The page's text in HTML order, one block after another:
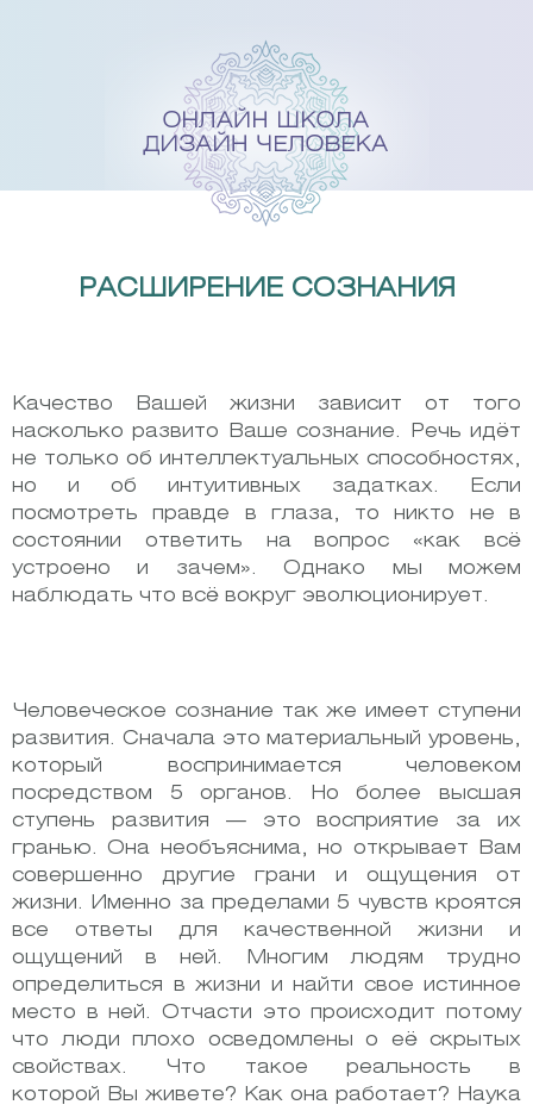
РАСШИРЕНИЕ СОЗНАНИЯ
Качество Вашей жизни зависит от того
насколько развито Ваше сознание. Речь идёт
не только об интеллектуальных способностях,
но и об интуитивных задатках. Если
посмотреть правде в глаза, то никто не в
состоянии ответить на вопрос «как всё
устроено и зачем». Однако мы можем
наблюдать что всё вокруг эволюционирует.
Человеческое сознание так же имеет ступени
развития. Сначала это материальный уровень,
который воспринимается человеком
посредством 5 органов. Но более высшая
ступень развития — это восприятие за их
гранью. Она необъяснима, но открывает Вам
совершенно другие грани и ощущения от
жизни. Именно за пределами 5 чувств кроятся
все ответы для качественной жизни и
ощущений в ней. Многим людям трудно
определиться в жизни и найти свое истинное
место в ней. Отчасти это происходит потому
что люди плохо осведомлены о её скрытых
свойствах. Что такое реальность в
которой Вы живете? Как она работает? Наука